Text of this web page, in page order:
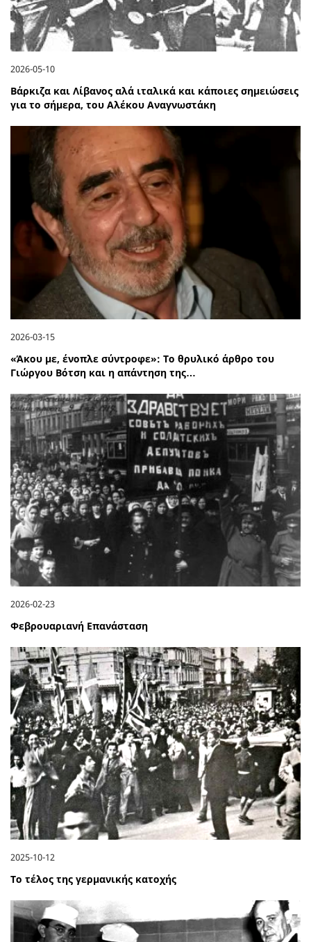
2026-05-10
Βάρκιζα και Λίβανος αλά ιταλικά και κάποιες σημειώσεις
για το σήμερα, του Αλέκου Αναγνωστάκη
2026-03-15
«Άκου με, ένοπλε σύντροφε»: Το θρυλικό άρθρο του
Γιώργου Βότση και η απάντηση της…
2026-02-23
Φεβρουαριανή Επανάσταση
2025-10-12
Το τέλος της γερμανικής κατοχής